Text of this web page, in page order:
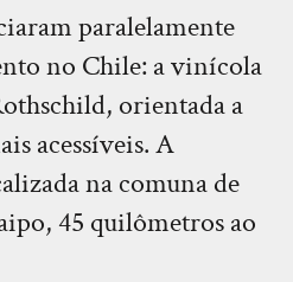
paralelamente
no Chile: a vinícola
orientada a
acessíveis. A
na comuna de
45 quilômetros ao